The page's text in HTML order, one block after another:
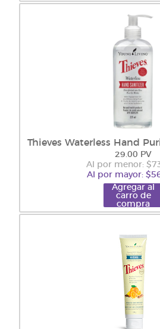
Thieves Waterless Hand
29.00 PV
Al por menor:
Al por mayor:
Agregar al
carro de
compra